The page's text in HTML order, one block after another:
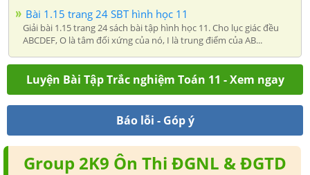
Bài 1.15 trang 24 SBT hình học 11
Giải bài 1.15 trang 24 sách bài tập hình học 11. Cho lục giác đều
ABCDEF, O là tâm đối xứng của nó, I là trung điểm của AB...
Luyện Bài Tập Trắc nghiệm Toán 11 - Xem ngay
Báo lỗi - Góp ý
Group 2K9 Ôn Thi ĐGNL & ĐGTD